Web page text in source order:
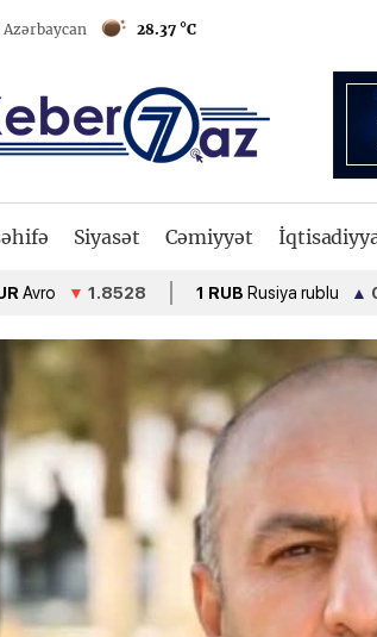
Azərbaycan 28.37 °C
Siyasət Cəmiyyət
▼1.8528 1 RUB Rusiya rublu ▲